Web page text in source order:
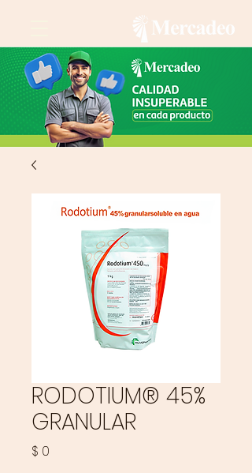
RODOTIUM® 45%
GRANULAR
$ 0